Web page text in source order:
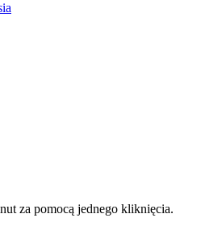
za pomocą jednego kliknięcia.